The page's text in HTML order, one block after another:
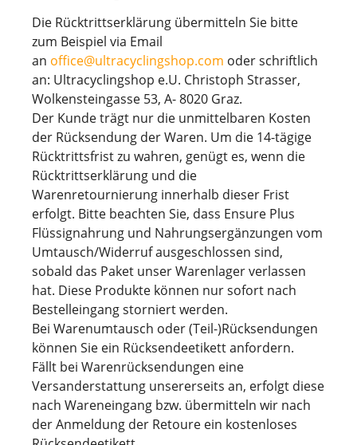
Die Rücktrittserklärung übermitteln Sie bitte
zum Beispiel via Email
an office@ultracyclingshop.com oder schriftlich
an: Ultracyclingshop e.U. Christoph Strasser,
Wolkensteingasse 53, A- 8020 Graz.
Der Kunde trägt nur die unmittelbaren Kosten
der Rücksendung der Waren. Um die 14-tägige
Rücktrittsfrist zu wahren, genügt es, wenn die
Rücktrittserklärung und die
Warenretournierung innerhalb dieser Frist
erfolgt. Bitte beachten Sie, dass Ensure Plus
Flüssignahrung und Nahrungsergänzungen vom
Umtausch/Widerruf ausgeschlossen sind,
sobald das Paket unser Warenlager verlassen
hat. Diese Produkte können nur sofort nach
Bestelleingang storniert werden.
Bei Warenumtausch oder (Teil-)Rücksendungen
können Sie ein Rücksendeetikett anfordern.
Fällt bei Warenrücksendungen eine
Versanderstattung unsererseits an, erfolgt diese
nach Wareneingang bzw. übermitteln wir nach
der Anmeldung der Retoure ein kostenloses